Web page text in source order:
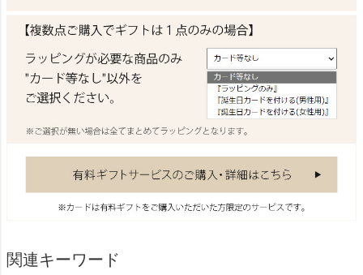
関連キーワード